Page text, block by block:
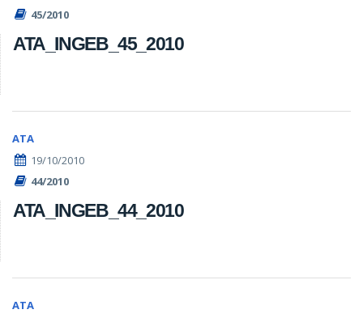
45/2010
ATA_INGEB_45_2010
ATA
19/10/2010
44/2010
ATA_INGEB_44_2010
ATA